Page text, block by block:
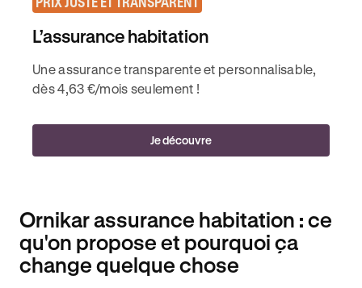
L’assurance habitation
Une assurance transparente et personnalisable,
dès 4,63 €/mois seulement !
Je découvre
Ornikar assurance habitation : ce
qu'on propose et pourquoi ça
change quelque chose